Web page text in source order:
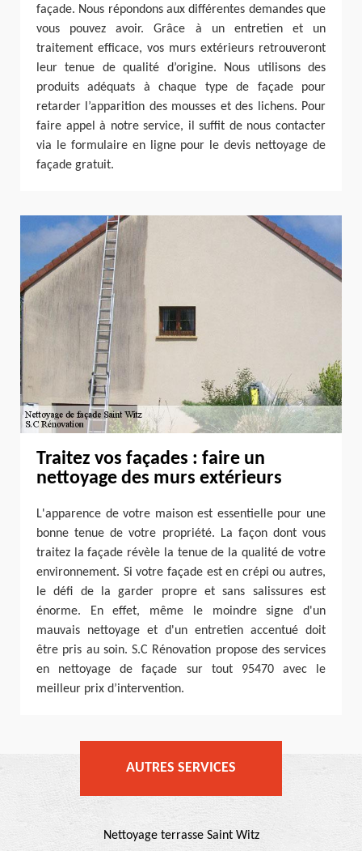
façade. Nous répondons aux différentes demandes que
vous pouvez avoir. Grâce à un entretien et un
traitement efficace, vos murs extérieurs retrouveront
leur tenue de qualité d’origine. Nous utilisons des
produits adéquats à chaque type de façade pour
retarder l’apparition des mousses et des lichens. Pour
faire appel à notre service, il suffit de nous contacter
via le formulaire en ligne pour le devis nettoyage de
façade gratuit.
Traitez vos façades : faire un
nettoyage des murs extérieurs
L'apparence de votre maison est essentielle pour une
bonne tenue de votre propriété. La façon dont vous
traitez la façade révèle la tenue de la qualité de votre
environnement. Si votre façade est en crépi ou autres,
le défi de la garder propre et sans salissures est
énorme. En effet, même le moindre signe d'un
mauvais nettoyage et d'un entretien accentué doit
être pris au soin. S.C Rénovation propose des services
en nettoyage de façade sur tout 95470 avec le
meilleur prix d’intervention.
AUTRES SERVICES
Nettoyage terrasse Saint Witz